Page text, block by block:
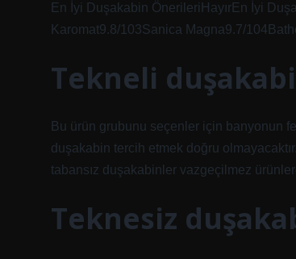
En İyi Duşakabin ÖnerileriHayırEn İyi
Karomat9.8/103Sanica Magna9.7/
Tekneli
Bu ürün grubunu seçenler için banyonun
duşakabin tercih etmek doğru
tabansız duşakabinler vazgeçilmez
Teknesiz